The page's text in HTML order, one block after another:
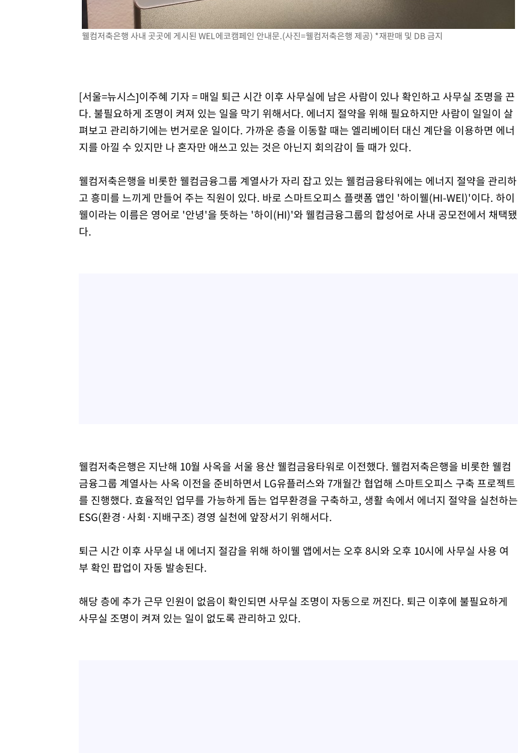
웰컴저축은행 사내 곳곳에 게시된 WEL에코캠페인 안내문.(사진=웰컴저축은행 제공) *재판매 및 DB 금지
[서울=뉴시스]이주혜 기자 = 매일 퇴근 시간 이후 사무실에 남은 사람이 있나 확인하고 사무실 조명을 끈
다. 불필요하게 조명이 켜져 있는 일을 막기 위해서다. 에너지 절약을 위해 필요하지만 사람이 일일이 살
펴보고 관리하기에는 번거로운 일이다. 가까운 층을 이동할 때는 엘리베이터 대신 계단을 이용하면 에너
지를 아낄 수 있지만 나 혼자만 애쓰고 있는 것은 아닌지 회의감이 들 때가 있다.
웰컴저축은행을 비롯한 웰컴금융그룹 계열사가 자리 잡고 있는 웰컴금융타워에는 에너지 절약을 관리하
고 흥미를 느끼게 만들어 주는 직원이 있다. 바로 스마트오피스 플랫폼 앱인 '하이웰(HI-WEl)'이다. 하이
웰이라는 이름은 영어로 '안녕'을 뜻하는 '하이(HI)'와 웰컴금융그룹의 합성어로 사내 공모전에서 채택됐
다.
웰컴저축은행은 지난해 10월 사옥을 서울 용산 웰컴금융타워로 이전했다. 웰컴저축은행을 비롯한 웰컴
금융그룹 계열사는 사옥 이전을 준비하면서 LG유플러스와 7개월간 협업해 스마트오피스 구축 프로젝트
를 진행했다. 효율적인 업무를 가능하게 돕는 업무환경을 구축하고, 생활 속에서 에너지 절약을 실천하는
ESG(환경·사회·지배구조) 경영 실천에 앞장서기 위해서다.
퇴근 시간 이후 사무실 내 에너지 절감을 위해 하이웰 앱에서는 오후 8시와 오후 10시에 사무실 사용 여
부 확인 팝업이 자동 발송된다.
해당 층에 추가 근무 인원이 없음이 확인되면 사무실 조명이 자동으로 꺼진다. 퇴근 이후에 불필요하게
사무실 조명이 켜져 있는 일이 없도록 관리하고 있다.